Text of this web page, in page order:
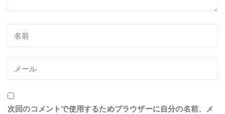
次回のコメントで使用するためブラウザーに自分の名前、メ